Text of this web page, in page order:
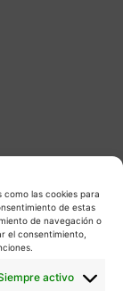
como las cookies para
de estas
de navegación o
el consentimiento,
activo